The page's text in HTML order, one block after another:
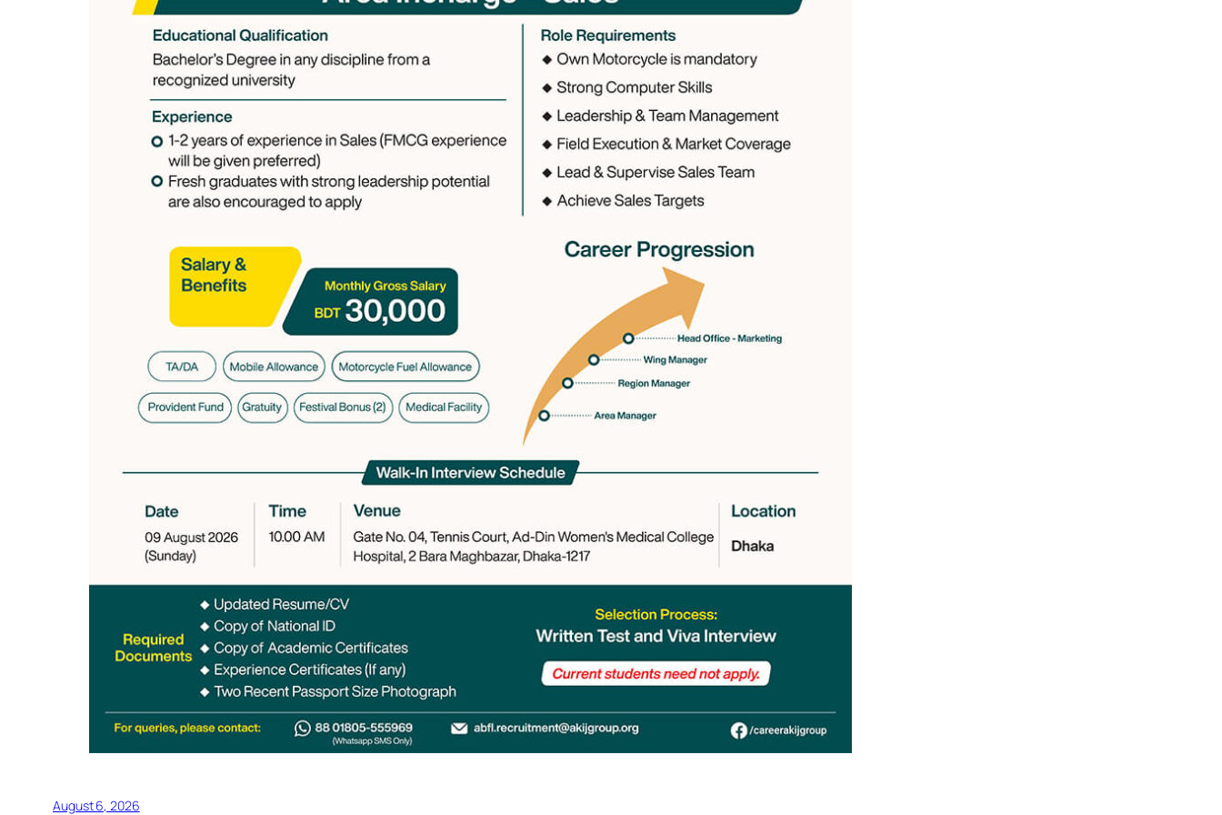
August 6, 2026